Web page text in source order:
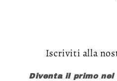
Iscriviti alla
Diventa il primo nel